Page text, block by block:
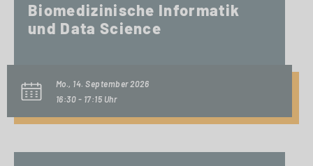
Biomedizinische Informatik
und Data Science
Mo., 14. September 2026
16:30 - 17:15 Uhr